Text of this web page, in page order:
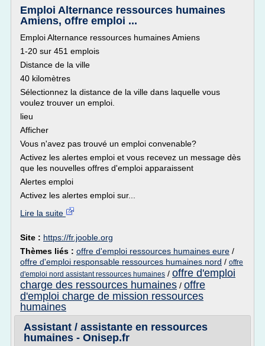
Emploi Alternance ressources humaines
Amiens, offre emploi ...
Emploi Alternance ressources humaines Amiens
1-20 sur 451 emplois
Distance de la ville
40 kilomètres
Sélectionnez la distance de la ville dans laquelle vous
voulez trouver un emploi.
lieu
Afficher
Vous n'avez pas trouvé un emploi convenable?
Activez les alertes emploi et vous recevez un message dès
que les nouvelles offres d'emploi apparaissent
Alertes emploi
Activez les alertes emploi sur...
Lire la suite
Site : https://fr.jooble.org
Thèmes liés : offre d'emploi ressources humaines eure /
offre d'emploi responsable ressources humaines nord / offre
d'emploi nord assistant ressources humaines / offre d'emploi
charge des ressources humaines / offre
d'emploi charge de mission ressources
humaines
Assistant / assistante en ressources
humaines - Onisep.fr